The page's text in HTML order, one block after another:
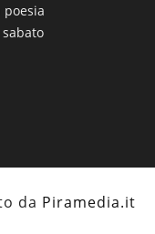
poesia
da Piramedia.it